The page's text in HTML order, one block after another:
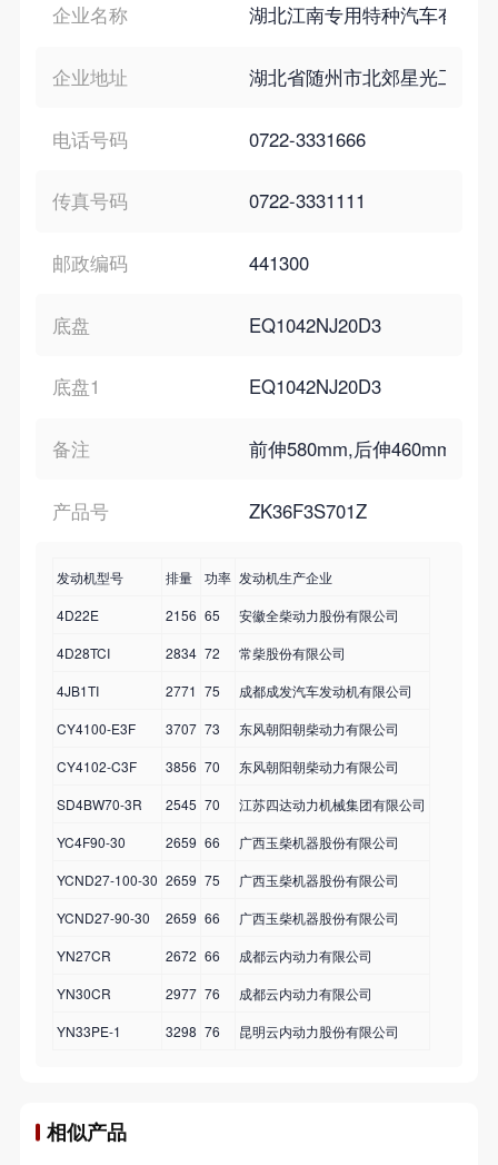
企业名称 湖北江南专用特种汽车有限
企业地址 湖北省随州市北郊星光工业园
电话号码 0722-3331666
传真号码 0722-3331111
邮政编码 441300
底盘 EQ1042NJ20D3
底盘1 EQ1042NJ20D3
备注 前伸580mm,后伸460mm;吊
产品号 ZK36F3S701Z
发动机型号 排量 功率 发动机生产企业
4D22E
2156 65
安徽全柴动力股份有限公司
4D28TCI
2834 72
常柴股份有限公司
4JB1TI
2771 75
成都成发汽车发动机有限公司
CY4100-E3F
3707 73
东风朝阳朝柴动力有限公司
CY4102-C3F
3856 70
东风朝阳朝柴动力有限公司
SD4BW70-3R
2545 70
江苏四达动力机械集团有限公司
YC4F90-30
2659 66
广西玉柴机器股份有限公司
YCND27-100-30 2659 75
广西玉柴机器股份有限公司
YCND27-90-30
2659 66
广西玉柴机器股份有限公司
YN27CR
2672 66
成都云内动力有限公司
YN30CR
2977 76
成都云内动力有限公司
YN33PE-1
3298 76 昆明云内动力股份有限公司
相似产品